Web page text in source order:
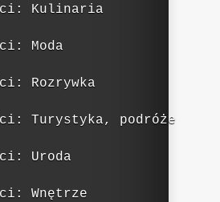
Kulinaria
Moda
Rozrywka
Turystyka, podróże
Uroda
Wnętrze